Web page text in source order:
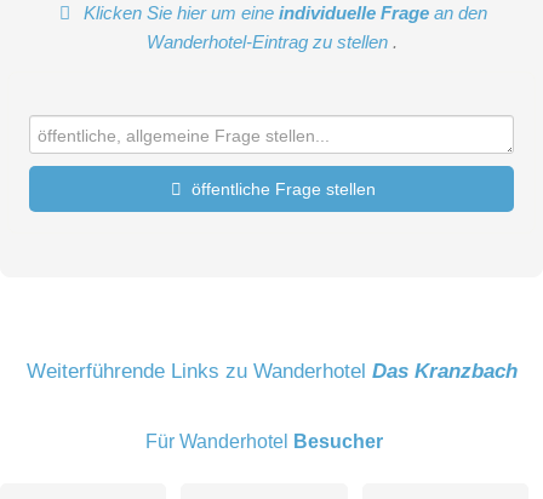
Klicken Sie hier um eineindividuelle Frage an den
Wanderhotel-Eintrag zu stellen .
öffentliche Frage stellen
E-Mail-Adresse (wird nicht veröffentlicht)
Weiterführende Links zu Wanderhotel Das Kranzbach
Für Wanderhotel Besucher